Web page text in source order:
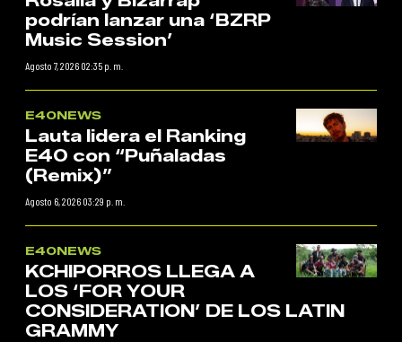
podrían lanzar una ‘BZRP
Music Session’
Agosto 7, 2026 02:35 p. m.
E40NEWS
Lauta lidera el Ranking
E40 con “Puñaladas
(Remix)”
Agosto 6, 2026 03:29 p. m.
E40NEWS
KCHIPORROS LLEGA A
LOS ‘FOR YOUR
CONSIDERATION’ DE LOS LATIN
GRAMMY